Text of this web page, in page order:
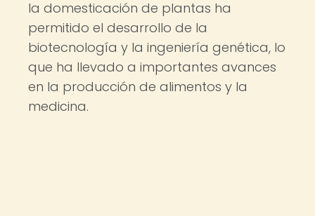
la domesticación de plantas ha
permitido el desarrollo de la
biotecnología y la ingeniería genética, lo
que ha llevado a importantes avances
en la producción de alimentos y la
medicina.